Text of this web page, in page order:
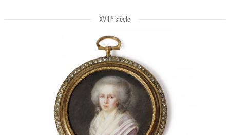
XVIIIe siècle